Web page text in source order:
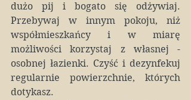
dużo pij i bogato się odżywiaj.
Przebywaj w innym pokoju, niż
współmieszkańcy i w miarę
możliwości korzystaj z własnej -
osobnej łazienki. Czyść i dezynfekuj
regularnie powierzchnie, których
dotykasz.